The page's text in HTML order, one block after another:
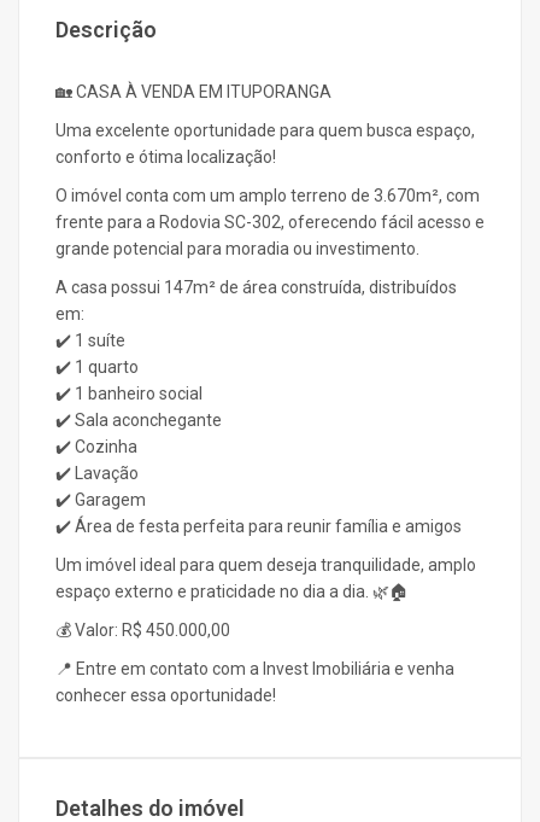
Descrição
🏡 CASA À VENDA EM ITUPORANGA
Uma excelente oportunidade para quem busca espaço,
conforto e ótima localização!
O imóvel conta com um amplo terreno de 3.670m², com
frente para a Rodovia SC-302, oferecendo fácil acesso e
grande potencial para moradia ou investimento.
A casa possui 147m² de área construída, distribuídos
em:
✔️ 1 suíte
✔️ 1 quarto
✔️ 1 banheiro social
✔️ Sala aconchegante
✔️ Cozinha
✔️ Lavação
✔️ Garagem
✔️ Área de festa perfeita para reunir família e amigos
Um imóvel ideal para quem deseja tranquilidade, amplo
espaço externo e praticidade no dia a dia. 🌿🏠
💰 Valor: R$ 450.000,00
📍 Entre em contato com a Invest Imobiliária e venha
conhecer essa oportunidade!
Detalhes do imóvel